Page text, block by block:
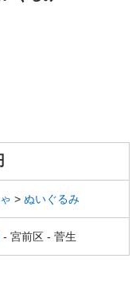
> ぬいぐるみ
- 宮前区 - 菅生